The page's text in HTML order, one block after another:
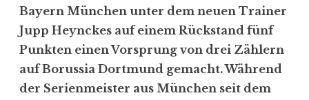
Bayern München unter dem neuen Trainer
Jupp Heynckes auf einem Rückstand fünf
Punkten einen Vorsprung von drei Zählern
auf Borussia Dortmund gemacht. Während
der Serienmeister aus München seit dem